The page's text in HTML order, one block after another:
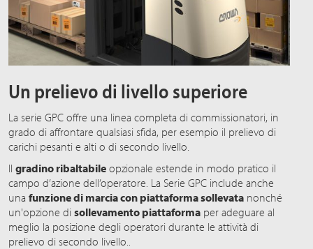
Un prelievo di livello superiore
La serie GPC offre una linea completa di commissionatori, in
grado di affrontare qualsiasi sfida, per esempio il prelievo di
carichi pesanti e alti o di secondo livello.
Il gradino ribaltabile opzionale estende in modo pratico il
campo d’azione dell’operatore. La Serie GPC include anche
una funzione di marcia con piattaforma sollevata nonché
un'opzione di sollevamento piattaforma per adeguare al
meglio la posizione degli operatori durante le attività di
prelievo di secondo livello..